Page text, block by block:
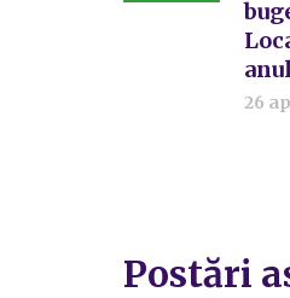
26
Postări